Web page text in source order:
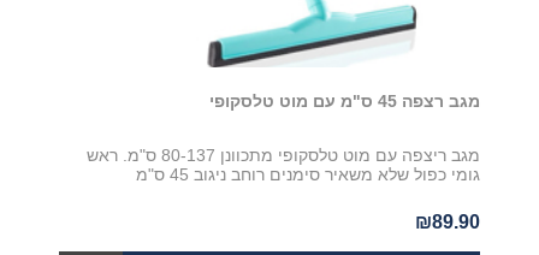
מגב רצפה 45 ס"מ עם מוט טלסקופי
מגב ריצפה עם מוט טלסקופי מתכוונן 80-137 ס"מ. ראש
גומי כפול שלא משאיר סימנים רוחב ניגוב 45 ס"מ
₪89.90